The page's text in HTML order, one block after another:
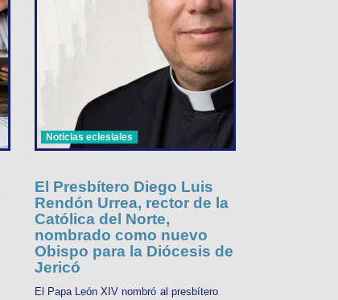
Noticias eclesiales
El Presbítero Diego Luis
Rendón Urrea, rector de la
Católica del Norte,
nombrado como nuevo
Obispo para la Diócesis de
Jericó
El Papa León XIV nombró al presbítero